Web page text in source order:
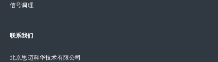
信号调理
联系我们
北京思迈科华技术有限公司